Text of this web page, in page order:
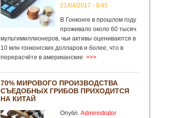
21/04/2017 - 9:45
В Гонконге в прошлом году
проживало около 60 тысяч
мультимиллионеров, чьи активы оцениваются в
10 млн гонконгских долларов и более, что в
перерасчёте в американские >>>
70% МИРОВОГО ПРОИЗВОДСТВА
СЪЕДОБНЫХ ГРИБОВ ПРИХОДИТСЯ
НА КИТАЙ
Опубл. Administrator